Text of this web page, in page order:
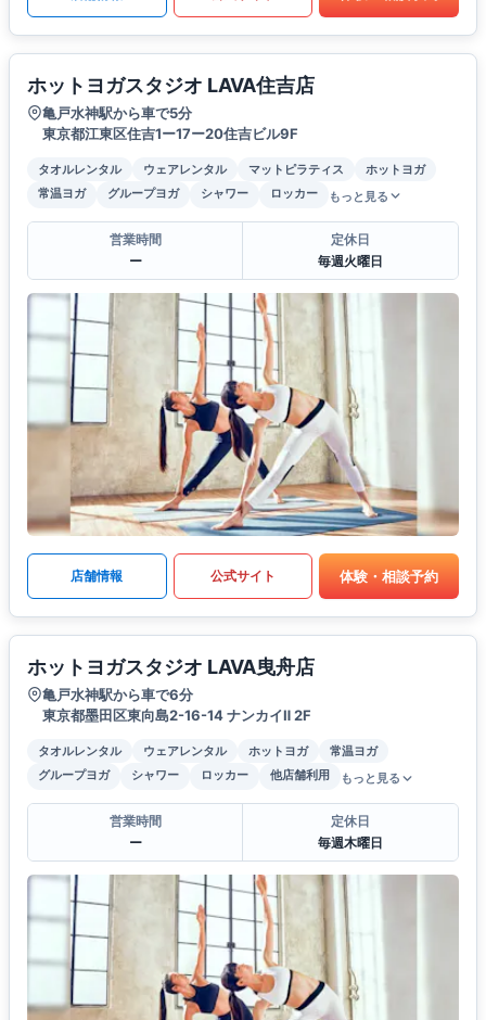
ホットヨガスタジオ LAVA住吉店
亀戸水神駅から車で5分
東京都江東区住吉1ー17ー20住吉ビル9F
タオルレンタル ウェアレンタル マットピラティス
ホットヨガ
常温ヨガ
グループヨガ シャワー ロッカー もっと見る
営業時間
ー
定休日
毎週火曜日
店舗情報 公式サイト 体験・相談予約
ホットヨガスタジオ LAVA曳舟店
亀戸水神駅から車で6分
東京都墨田区東向島2-16-14 ナンカイⅡ 2F
タオルレンタル ウェアレンタル ホットヨガ
常温ヨガ
グループヨガ
シャワー ロッカー 他店舗利用 もっと見る
営業時間
ー
定休日
毎週木曜日